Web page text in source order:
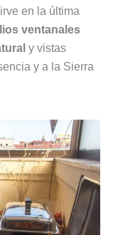
en la última
ventanales
y vistas
y a la Sierra